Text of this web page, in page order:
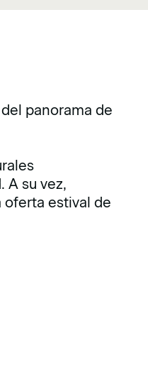
panorama de
A su vez,
oferta estival de